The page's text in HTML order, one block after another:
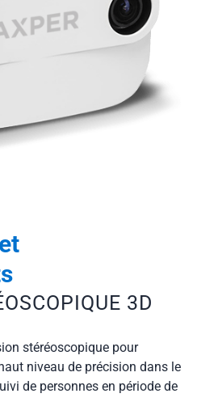
3D
stéréoscopique pour
niveau de précision dans le
de personnes en période de